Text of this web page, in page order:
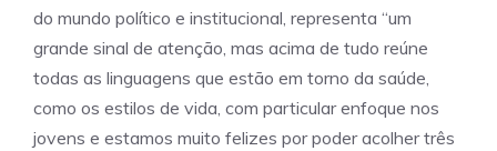
do mundo político e institucional, representa “um
grande sinal de atenção, mas acima de tudo reúne
todas as linguagens que estão em torno da saúde,
como os estilos de vida, com particular enfoque nos
jovens e estamos muito felizes por poder acolher três